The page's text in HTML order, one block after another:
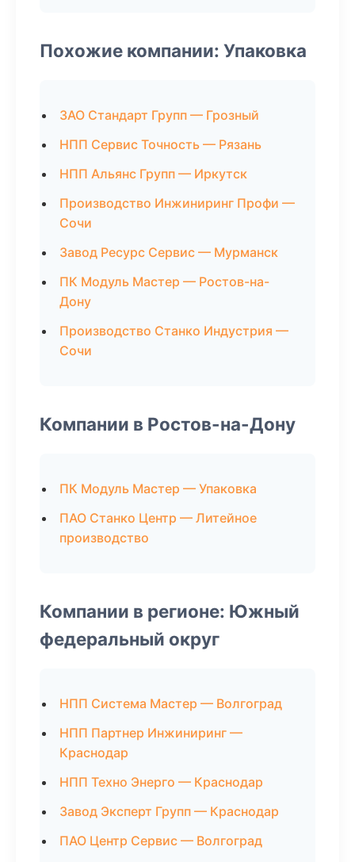
Похожие компании: Упаковка
ЗАО Стандарт Групп — Грозный
НПП Сервис Точность — Рязань
НПП Альянс Групп — Иркутск
Производство Инжиниринг Профи —
Сочи
Завод Ресурс Сервис — Мурманск
ПК Модуль Мастер — Ростов-на-
Дону
Производство Станко Индустрия —
Сочи
Компании в Ростов-на-Дону
ПК Модуль Мастер — Упаковка
ПАО Станко Центр — Литейное
производство
Компании в регионе: Южный
федеральный округ
НПП Система Мастер — Волгоград
НПП Партнер Инжиниринг —
Краснодар
НПП Техно Энерго — Краснодар
Завод Эксперт Групп — Краснодар
ПАО Центр Сервис — Волгоград